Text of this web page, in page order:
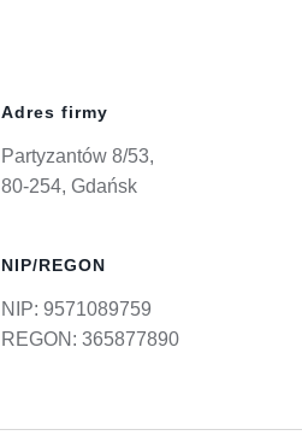
Adres firmy
Partyzantów 8/53,
80-254, Gdańsk
NIP/REGON
NIP: 9571089759
REGON: 365877890